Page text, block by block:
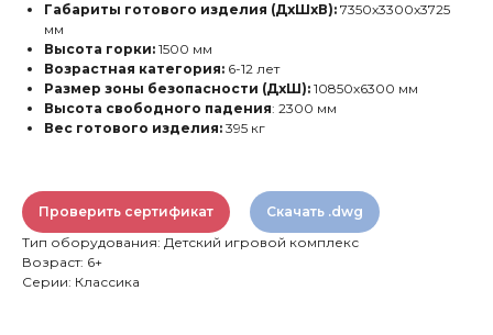
Габариты готового изделия (ДхШхВ): 7350х3300х3725
мм
Высота горки: 1500 мм
Возрастная категория: 6-12 лет
Размер зоны безопасности (ДхШ): 10850х6300 мм
Высота свободного падения: 2300 мм
Вес готового изделия: 395 кг
Проверить сертификат
Скачать .dwg
Тип оборудования: Детский игровой комплекс
Возраст: 6+
Серии: Классика